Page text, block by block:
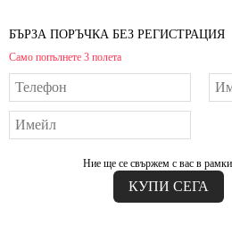
БЪРЗА ПОРЪЧКА БЕЗ РЕГИСТРАЦИЯ
Само попълнете 3 полета
Ние ще се свържем с вас в